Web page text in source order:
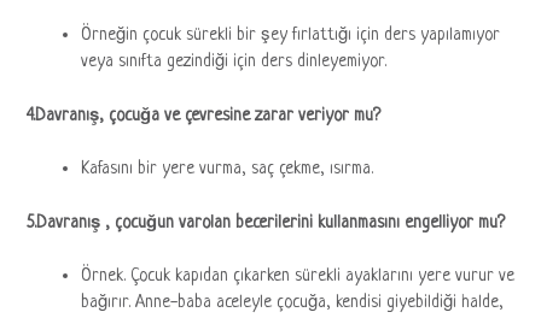
Örneğin çocuk sürekli bir şey fırlattığı için ders yapılamıyor
veya sınıfta gezindiği için ders dinleyemiyor.
4.Davranış, çocuğa ve çevresine zarar veriyor mu?
Kafasını bir yere vurma, saç çekme, ısırma.
5.Davranış , çocuğun varolan becerilerini kullanmasını engelliyor mu?
Örnek. Çocuk kapıdan çıkarken sürekli ayaklarını yere vurur ve
bağırır. Anne-baba aceleyle çocuğa, kendisi giyebildiği halde,